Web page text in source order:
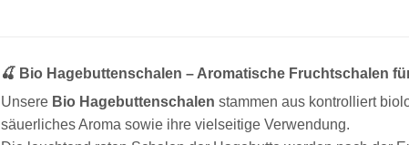
🍒 Bio Hagebuttenschalen – Aromatische Fruchtschalen
Unsere Bio Hagebuttenschalen stammen aus kontrolliert
säuerliches Aroma sowie ihre vielseitige Verwendung.